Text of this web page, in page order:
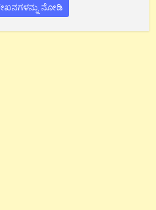
ನೋಡಿ